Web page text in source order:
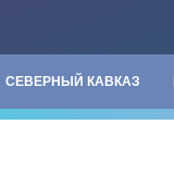
СЕВЕРНЫЙ КАВКАЗ